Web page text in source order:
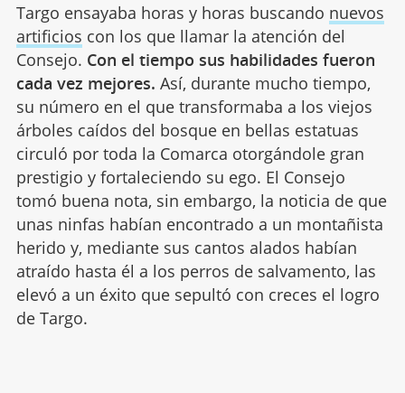
Targo ensayaba horas y horas buscando nuevos
artificios con los que llamar la atención del
Consejo. Con el tiempo sus habilidades fueron
cada vez mejores. Así, durante mucho tiempo,
su número en el que transformaba a los viejos
árboles caídos del bosque en bellas estatuas
circuló por toda la Comarca otorgándole gran
prestigio y fortaleciendo su ego. El Consejo
tomó buena nota, sin embargo, la noticia de que
unas ninfas habían encontrado a un montañista
herido y, mediante sus cantos alados habían
atraído hasta él a los perros de salvamento, las
elevó a un éxito que sepultó con creces el logro
de Targo.